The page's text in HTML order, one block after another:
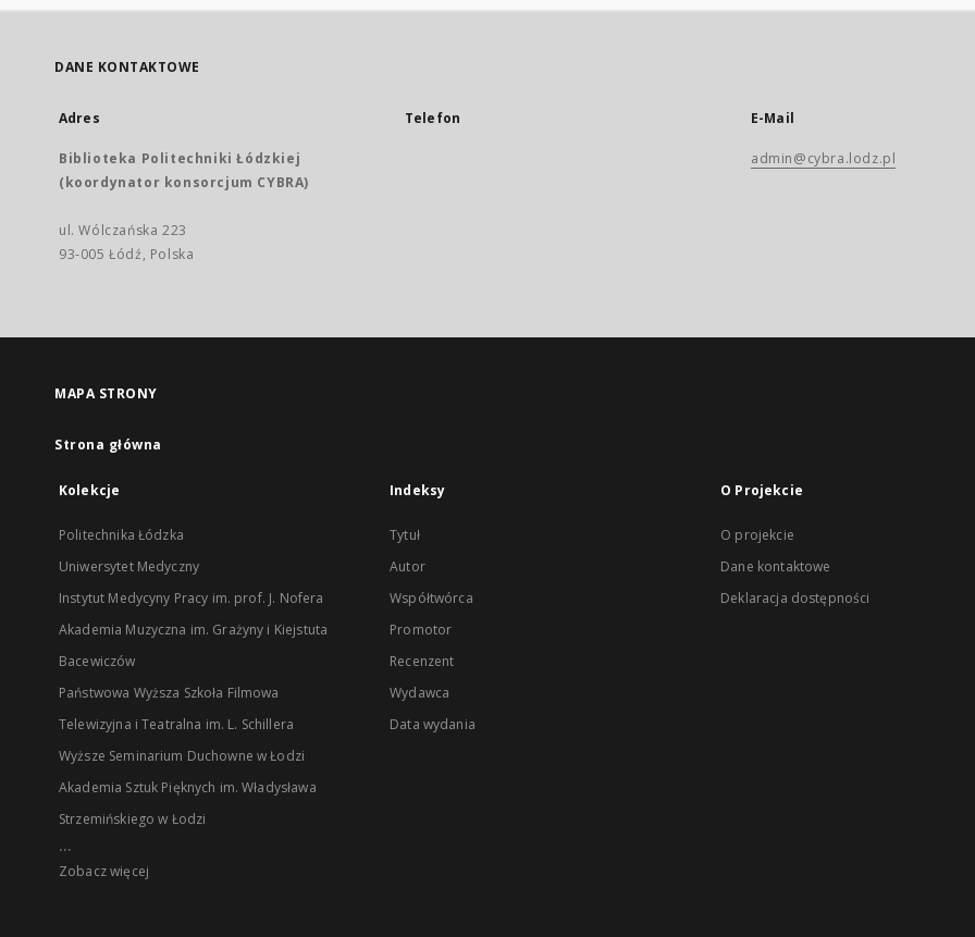
DANE KONTAKTOWE
Adres
Biblioteka Politechniki Łódzkiej
(koordynator konsorcjum CYBRA)
ul. Wólczańska 223
93-005 Łódź, Polska
Telefon E-Mail
admin@cybra.lodz.pl
MAPA STRONY
Strona główna
Kolekcje
Politechnika Łódzka
Uniwersytet Medyczny
Instytut Medycyny Pracy im. prof. J. Nofera
Akademia Muzyczna im. Grażyny i Kiejstuta
Bacewiczów
Państwowa Wyższa Szkoła Filmowa
Telewizyjna i Teatralna im. L. Schillera
Wyższe Seminarium Duchowne w Łodzi
Akademia Sztuk Pięknych im. Władysława
Strzemińskiego w Łodzi
...
Zobacz więcej
Indeksy
Tytuł
Autor
Współtwórca
Promotor
Recenzent
Wydawca
Data wydania
O Projekcie
O projekcie
Dane kontaktowe
Deklaracja dostępności